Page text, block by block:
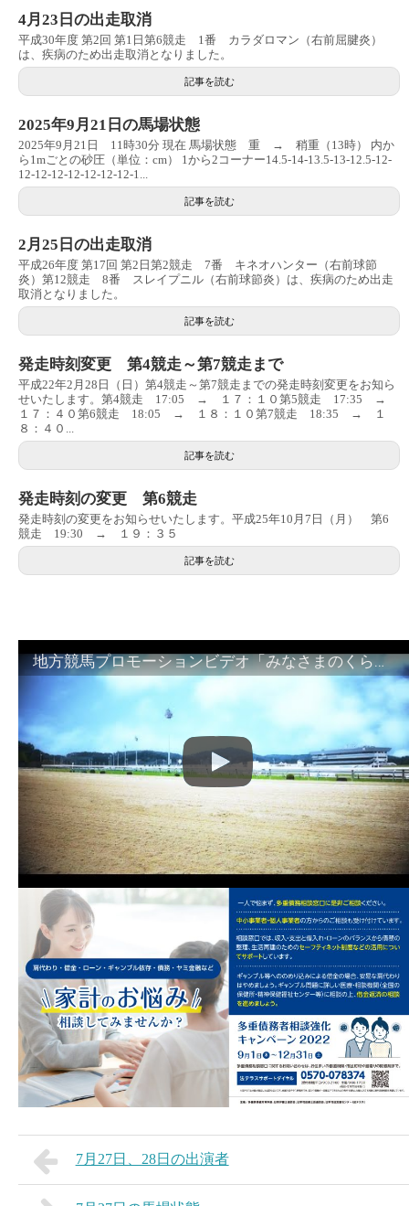
4月23日の出走取消
平成30年度 第2回 第1日第6競走 1番 カラダロマン（右前屈腱炎）
は、疾病のため出走取消となりました。
記事を読む
2025年9月21日の馬場状態
2025年9月21日 11時30分 現在 馬場状態 重 → 稍重（13時） 内か
ら1mごとの砂圧（単位：cm） 1から2コーナー14.5-14-13.5-13-12.5-12-
12-12-12-12-12-12-12-1...
記事を読む
2月25日の出走取消
平成26年度 第17回 第2日第2競走 7番 キネオハンター（右前球節
炎）第12競走 8番 スレイプニル（右前球節炎）は、疾病のため出走
取消となりました。
記事を読む
発走時刻変更 第4競走～第7競走まで
平成22年2月28日（日）第4競走～第7競走までの発走時刻変更をお知ら
せいたします。第4競走 17:05 → １７：１０第5競走 17:35 →
１７：４０第6競走 18:05 → １８：１０第7競走 18:35 → １
８：４０...
記事を読む
発走時刻の変更 第6競走
発走時刻の変更をお知らせいたします。平成25年10月7日（月） 第6
競走 19:30 → １９：３５
記事を読む
地方競馬プロモーションビデオ「みなさまのくらしのために」30秒篇｜NAR公式
7月27日、28日の出演者